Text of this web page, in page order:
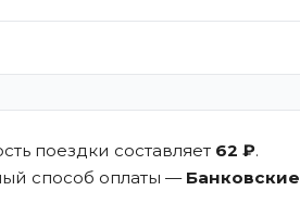
поездки составляет 62 ₽.
способ оплаты — Банковские